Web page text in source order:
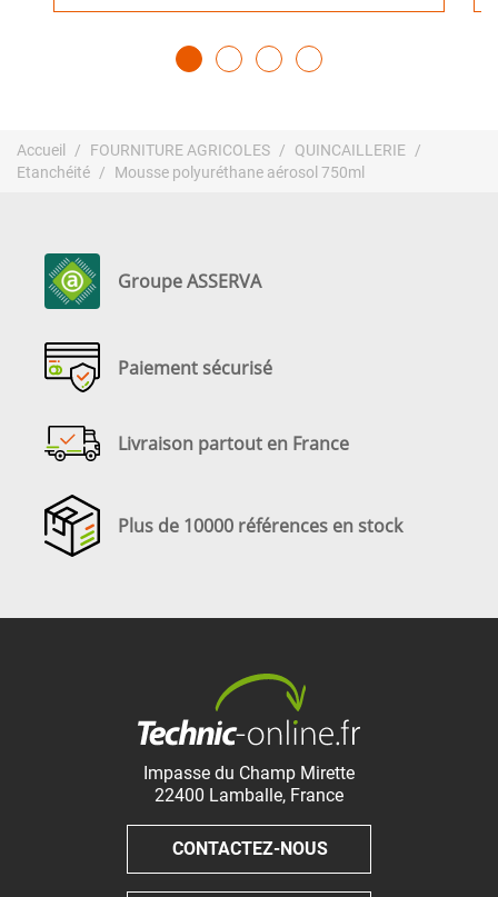
Accueil FOURNITURE AGRICOLES
QUINCAILLERIE
Etanchéité
Mousse polyuréthane aérosol 750ml
Groupe ASSERVA
Paiement sécurisé
Livraison partout en France
Plus de 10000 références en stock
Impasse du Champ Mirette
22400 Lamballe, France
CONTACTEZ-NOUS